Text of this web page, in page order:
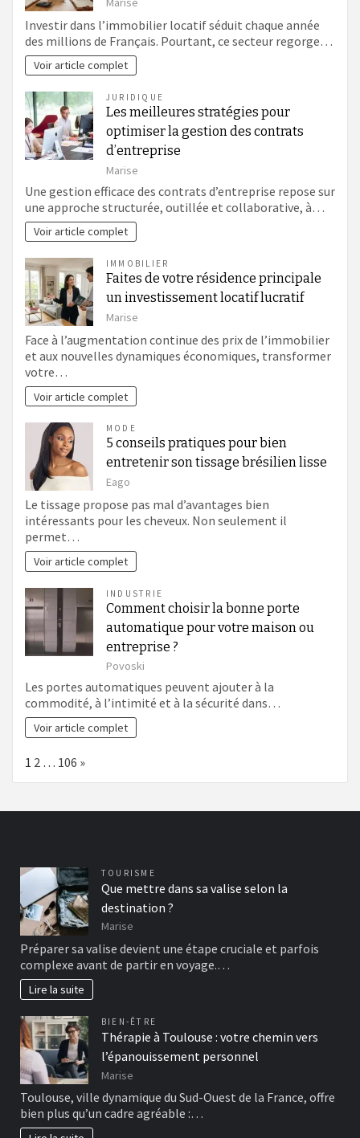
Investir dans l’immobilier locatif séduit chaque année
des millions de Français. Pourtant, ce secteur regorge…
Voir article complet
JURIDIQUE
Les meilleures stratégies pour
optimiser la gestion des contrats
d’entreprise
Marise
Une gestion efficace des contrats d’entreprise repose sur
une approche structurée, outillée et collaborative, à…
Voir article complet
IMMOBILIER
Faites de votre résidence principale
un investissement locatif lucratif
Marise
Face à l’augmentation continue des prix de l’immobilier
et aux nouvelles dynamiques économiques, transformer
votre…
Voir article complet
MODE
5 conseils pratiques pour bien
entretenir son tissage brésilien lisse
Eago
Le tissage propose pas mal d’avantages bien
intéressants pour les cheveux. Non seulement il
permet…
Voir article complet
INDUSTRIE
Comment choisir la bonne porte
automatique pour votre maison ou
entreprise ?
Povoski
Les portes automatiques peuvent ajouter à la
commodité, à l’intimité et à la sécurité dans…
Voir article complet
Page:
1 2 … 106 Next
»
TOURISME
Que mettre dans sa valise selon la
destination ?
Marise
Préparer sa valise devient une étape cruciale et parfois
complexe avant de partir en voyage.…
Lire la suite
BIEN-ÊTRE
Thérapie à Toulouse : votre chemin vers
l’épanouissement personnel
Marise
Toulouse, ville dynamique du Sud-Ouest de la France, offre
bien plus qu’un cadre agréable :…